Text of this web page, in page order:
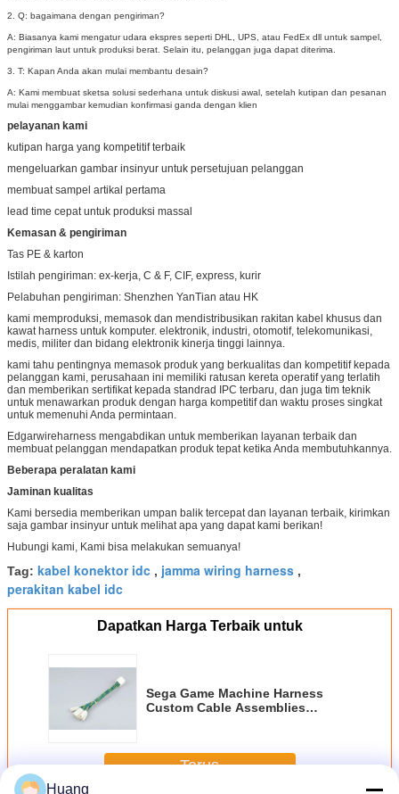
2. Q: bagaimana dengan pengiriman?
A: Biasanya kami mengatur udara ekspres seperti DHL, UPS, atau FedEx dll untuk sampel,
pengiriman laut untuk produksi berat. Selain itu, pelanggan juga dapat diterima.
3. T: Kapan Anda akan mulai membantu desain?
A: Kami membuat sketsa solusi sederhana untuk diskusi awal, setelah kutipan dan pesanan
mulai menggambar kemudian konfirmasi ganda dengan klien
pelayanan kami
kutipan harga yang kompetitif terbaik
mengeluarkan gambar insinyur untuk persetujuan pelanggan
membuat sampel artikal pertama
lead time cepat untuk produksi massal
Kemasan & pengiriman
Tas PE & karton
Istilah pengiriman: ex-kerja, C & F, CIF, express, kurir
Pelabuhan pengiriman: Shenzhen YanTian atau HK
kami memproduksi, memasok dan mendistribusikan rakitan kabel khusus dan
kawat harness untuk komputer. elektronik, industri, otomotif, telekomunikasi,
medis, militer dan bidang elektronik kinerja tinggi lainnya.
kami tahu pentingnya memasok produk yang berkualitas dan kompetitif kepada
pelanggan kami, perusahaan ini memiliki ratusan kereta operatif yang terlatih
dan memberikan sertifikat kepada standrad IPC terbaru, dan juga tim teknik
untuk menawarkan produk dengan harga kompetitif dan waktu proses singkat
untuk memenuhi Anda permintaan.
Edgarwireharness mengabdikan untuk memberikan layanan terbaik dan
membuat pelanggan mendapatkan produk tepat ketika Anda membutuhkannya.
Beberapa peralatan kami
Jaminan kualitas
Kami bersedia memberikan umpan balik tercepat dan layanan terbaik, kirimkan
saja gambar insinyur untuk melihat apa yang dapat kami berikan!
Hubungi kami, Kami bisa melakukan semuanya!
Tag: kabel konektor idc , jamma wiring harness ,
perakitan kabel idc
Dapatkan Harga Terbaik untuk
Sega Game Machine Harness
Custom Cable Assemblies
Terus
Huang